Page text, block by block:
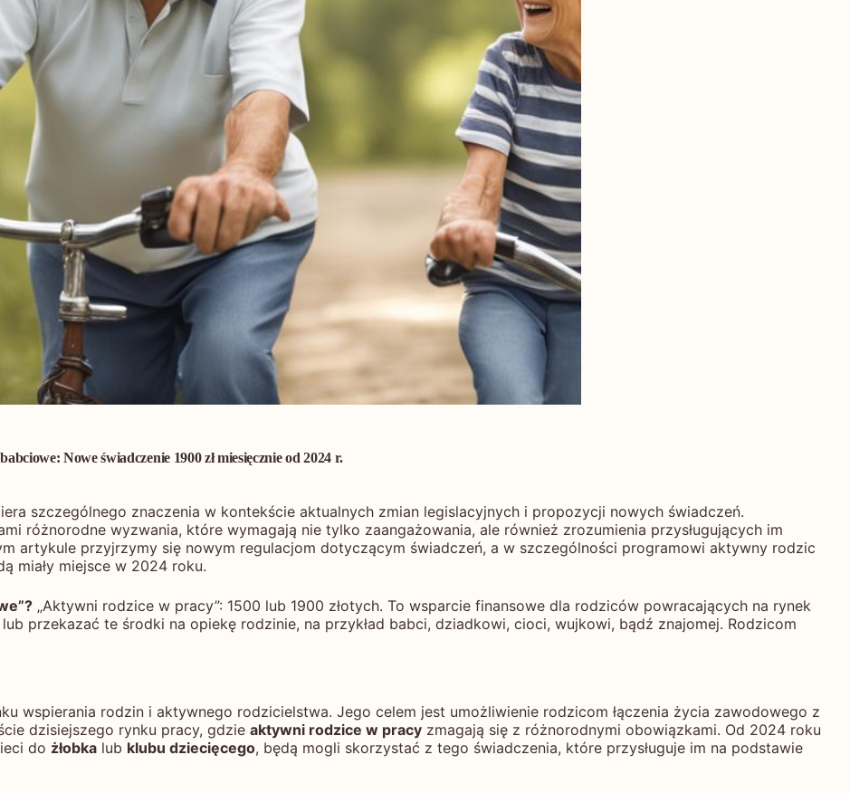
Nowe świadczenie 1900 zł miesięcznie od 2024 r.
szczególnego znaczenia w kontekście aktualnych zmian legislacyjnych i propozycji nowych świadczeń.
różnorodne wyzwania, które wymagają nie tylko zaangażowania, ale również zrozumienia przysługujących im
artykule przyjrzymy się nowym regulacjom dotyczącym świadczeń, a w szczególności programowi aktywny rodzic
miały miejsce w 2024 roku.
„Aktywni rodzice w pracy”: 1500 lub 1900 złotych. To wsparcie finansowe dla rodziców powracających na rynek
przekazać te środki na opiekę rodzinie, na przykład babci, dziadkowi, cioci, wujkowi, bądź znajomej. Rodzicom
wspierania rodzin i aktywnego rodzicielstwa. Jego celem jest umożliwienie rodzicom łączenia życia zawodowego z
dzisiejszego rynku pracy, gdzie aktywni rodzice w pracy zmagają się z różnorodnymi obowiązkami. Od 2024 roku
do żłobka lub klubu dziecięcego, będą mogli skorzystać z tego świadczenia, które przysługuje im na podstawie